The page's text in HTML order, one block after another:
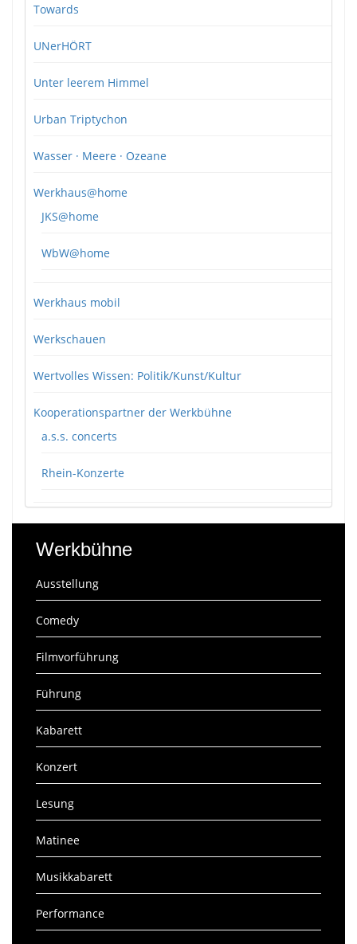
Towards
UNerHÖRT
Unter leerem Himmel
Urban Triptychon
Wasser · Meere · Ozeane
Werkhaus@home
JKS@home
WbW@home
Werkhaus mobil
Werkschauen
Wertvolles Wissen: Politik/Kunst/Kultur
Kooperationspartner der Werkbühne
a.s.s. concerts
Rhein-Konzerte
Werkbühne
Ausstellung
Comedy
Filmvorführung
Führung
Kabarett
Konzert
Lesung
Matinee
Musikkabarett
Performance